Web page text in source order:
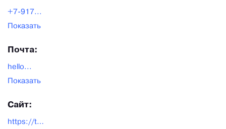
+7-917...
Показать
Почта:
hello...
Показать
Сайт:
https://tsuru.su/